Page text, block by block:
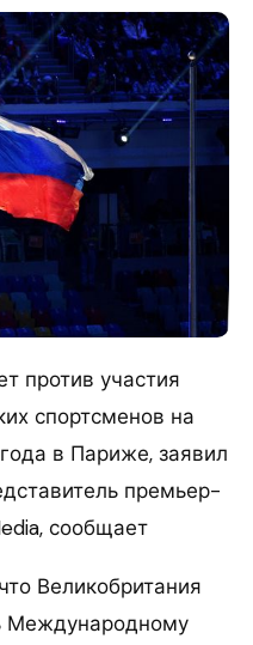
против участия
спортсменов на
в Париже, заявил
премьер-
сообщает
Великобритания
Международному